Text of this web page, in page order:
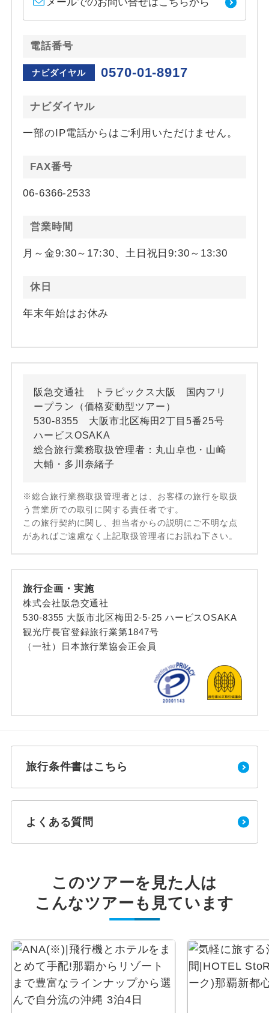
電話番号
ナビダイヤル 0570-01-8917
ナビダイヤル
一部のIP電話からはご利用いただけません。
FAX番号
06-6366-2533
営業時間
月～金9:30～17:30、土日祝日9:30～13:30
休日
年末年始はお休み
阪急交通社 トラピックス大阪 国内フリ
ープラン（価格変動型ツアー）
530-8355 大阪市北区梅田2丁目5番25号
ハービスOSAKA
総合旅行業務取扱管理者：丸山卓也・山崎
大輔・多川奈緒子
※総合旅行業務取扱管理者とは、お客様の旅行を取扱
う営業所での取引に関する責任者です。
この旅行契約に関し、担当者からの説明にご不明な点
があればご遠慮なく上記取扱管理者にお訊ね下さい。
旅行企画・実施
株式会社阪急交通社
530-8355 大阪市北区梅田2-5-25 ハービスOSAKA
観光庁長官登録旅行業第1847号
（一社）日本旅行業協会正会員
旅行条件書はこちら
よくある質問
このツアーを見た人は
こんなツアーも見ています